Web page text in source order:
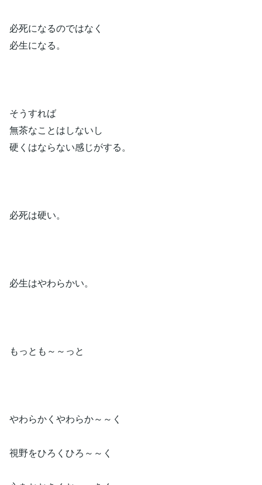
必死になるのではなく
必生になる。
そうすれば
無茶なことはしないし
硬くはならない感じがする。
必死は硬い。
必生はやわらかい。
もっとも～～っと
やわらかくやわらか～～く
視野をひろくひろ～～く